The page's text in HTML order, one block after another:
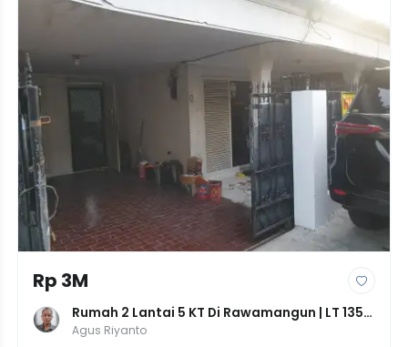
Rp 3M
Rumah 2 Lantai 5 KT Di Rawamangun | LT 135 /
LB 150 | SHM | Harga 3M Nego
Agus Riyanto